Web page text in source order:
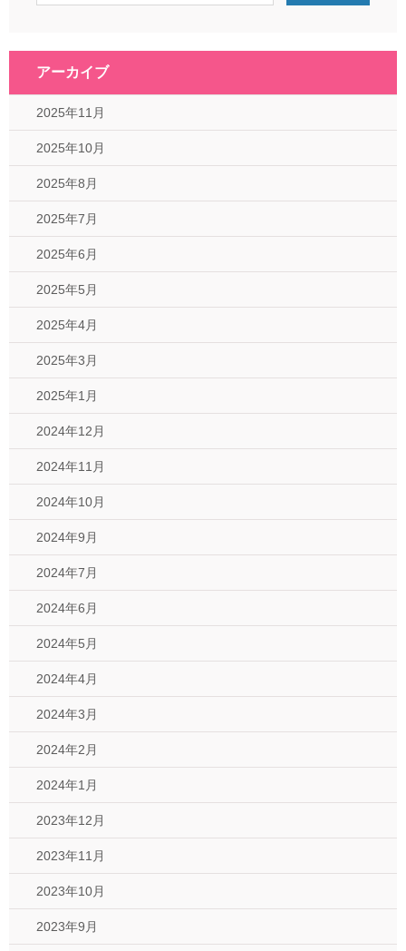
アーカイブ
2025年11月
2025年10月
2025年8月
2025年7月
2025年6月
2025年5月
2025年4月
2025年3月
2025年1月
2024年12月
2024年11月
2024年10月
2024年9月
2024年7月
2024年6月
2024年5月
2024年4月
2024年3月
2024年2月
2024年1月
2023年12月
2023年11月
2023年10月
2023年9月